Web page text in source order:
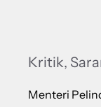
Kritik,
Menteri